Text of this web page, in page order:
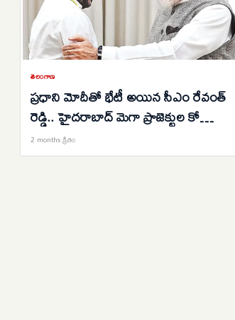
తెలంగాణ
ప్రధాని మోదీతో భేటీ అయిన సీఎం రేవంత్
రెడ్డి.. హైదరాబాద్ మెగా ప్రాజెక్టుల కోసం
రూ.1 లక్ష కోట్ల ఫండ్ కోరిన తెలంగాణ
ముఖ్యమంత్రి..
2 months క్రితం